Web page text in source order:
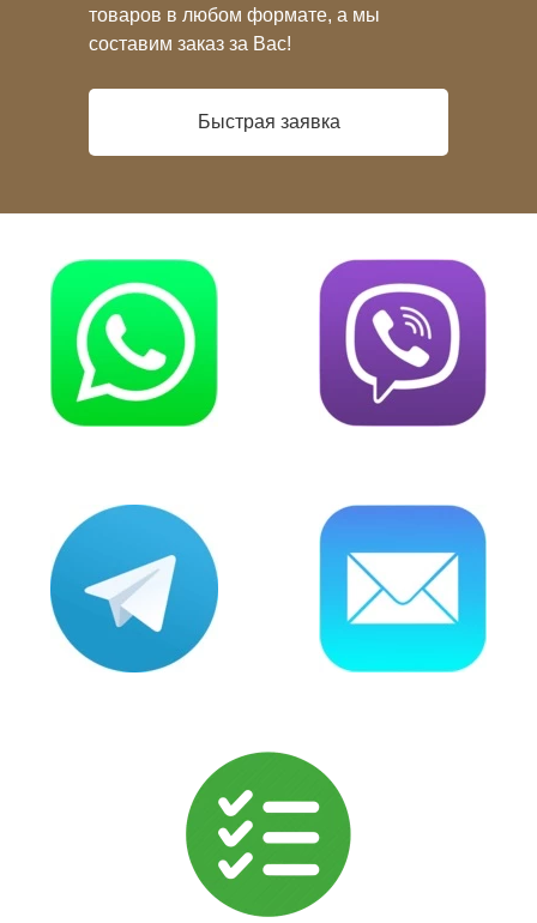
товаров в любом формате, а мы
составим заказ за Вас!
Быстрая заявка